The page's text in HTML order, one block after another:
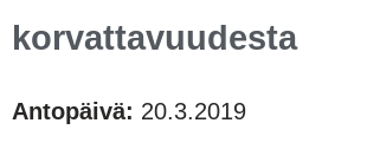
korvattavuudesta
Antopäivä: 20.3.2019